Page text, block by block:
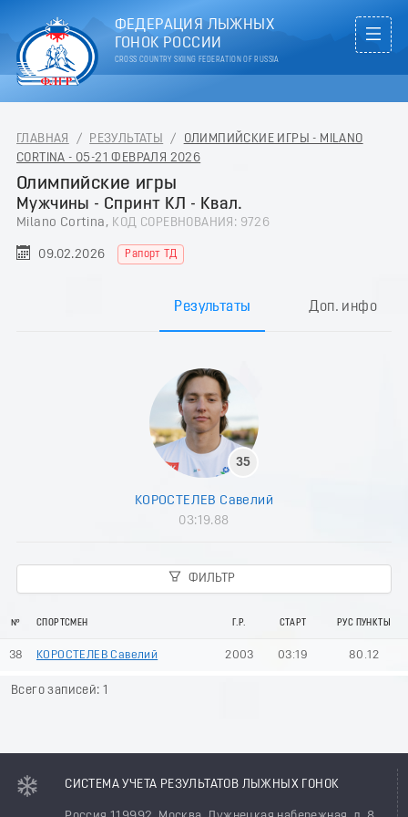
ФЕДЕРАЦИЯ ЛЫЖНЫХ
ГОНОК РОССИИ
CROSS COUNTRY SKIING FEDERATION OF RUSSIA
ГЛАВНАЯ / РЕЗУЛЬТАТЫ /
ОЛИМПИЙСКИЕ ИГРЫ - MILANO
CORTINA - 05-21 ФЕВРАЛЯ 2026
Олимпийские игры
Мужчины - Спринт КЛ - Квал.
Milano Cortina, КОД СОРЕВНОВАНИЯ: 9726
09.02.2026 Рапорт ТД
Результаты Доп. инфо
35
КОРОСТЕЛЕВ Савелий
03:19.88
ФИЛЬТР
№ СПОРТСМЕН Г.Р. СТАРТ РУС ПУНКТЫ
38 КОРОСТЕЛЕВ Савелий 2003 03:19 80.12
Всего записей: 1
СИСТЕМА УЧЕТА РЕЗУЛЬТАТОВ ЛЫЖНЫХ ГОНОК